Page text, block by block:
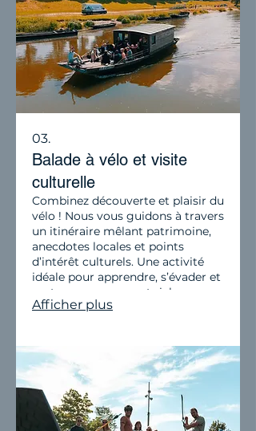
03.
Balade à vélo et visite
culturelle
Combinez découverte et plaisir du
vélo ! Nous vous guidons à travers
un itinéraire mêlant patrimoine,
anecdotes locales et points
d’intérêt culturels. Une activité
idéale pour apprendre, s’évader et
partager un moment riche en
échanges.
Afficher plus